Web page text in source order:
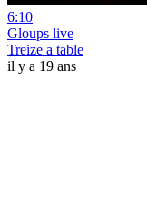
6:10
Gloups live
Treize a table
il y a 19 ans